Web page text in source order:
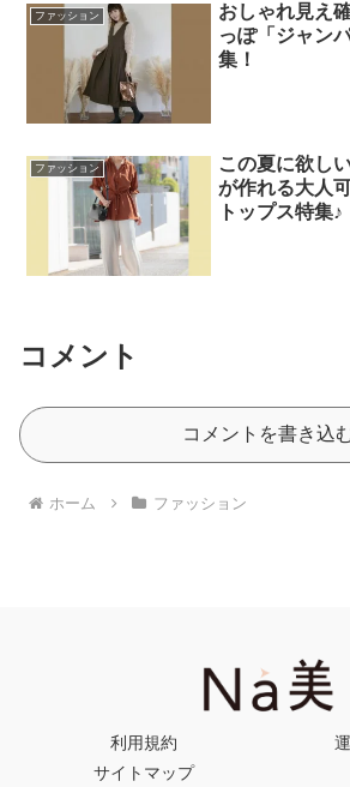
ファッション
おしゃれ見え
っぽ「ジャン
集！
ファッション
この夏に欲し
が作れる大人
トップス特集♪
コメント
コメントを書き込
ホーム ファッション
利用規約
サイトマップ